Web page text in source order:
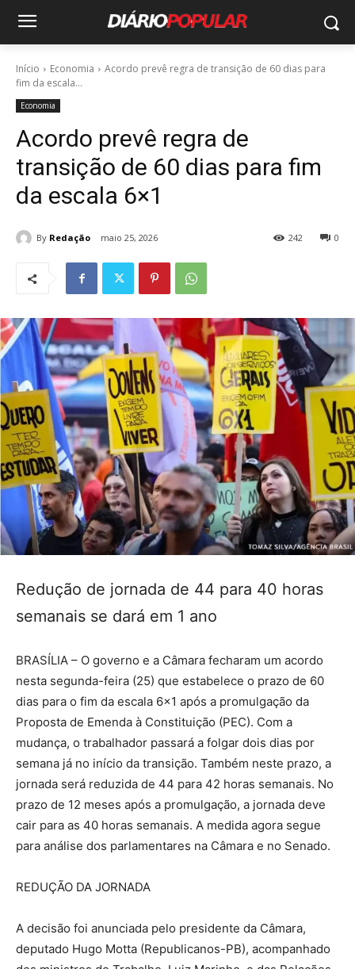
Início Economia
Acordo prevê regra de transição de 60 dias para
fim da escala...
Economia
Acordo prevê regra de
transição de 60 dias para fim
da escala 6×1
By Redação maio 25, 2026 0
242
Redução de jornada de 44 para 40 horas
semanais se dará em 1 ano
BRASÍLIA – O governo e a Câmara fecharam um acordo
nesta segunda-feira (25) que estabelece o prazo de 60
dias para o fim da escala 6×1 após a promulgação da
Proposta de Emenda à Constituição (PEC). Com a
mudança, o trabalhador passará a folgar dois dias por
semana já no início da transição. Também neste prazo, a
jornada será reduzida de 44 para 42 horas semanais. No
prazo de 12 meses após a promulgação, a jornada deve
cair para as 40 horas semanais. A medida agora segue
para análise dos parlamentares na Câmara e no Senado.
REDUÇÃO DA JORNADA
A decisão foi anunciada pelo presidente da Câmara,
deputado Hugo Motta (Republicanos-PB), acompanhado